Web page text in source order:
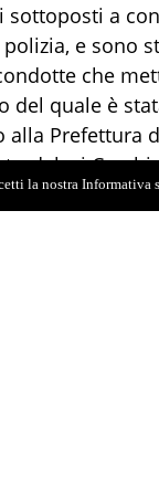
sottoposti a
e sono
che
del quale è
Prefettura
i
nel biennio
la nostra